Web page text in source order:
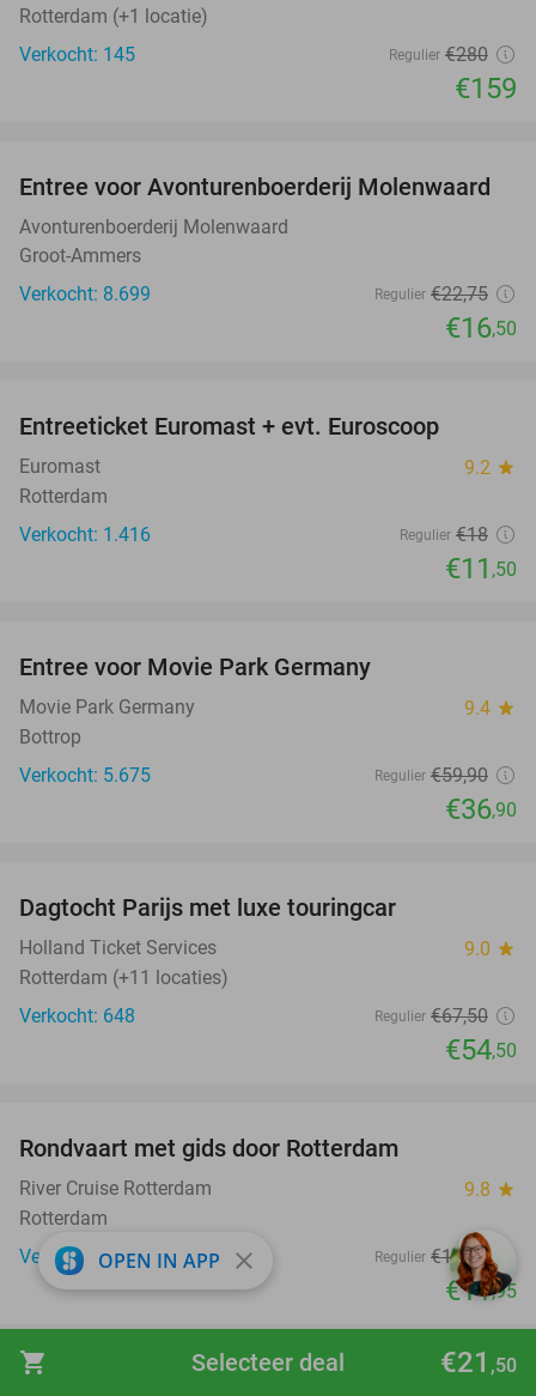
shopping_cart €21 ,50
Selecteer deal
Rotterdam (+1 locatie)
Verkocht: 145
Regulier €280
€159
27%
Entree voor Avonturenboerderij Molenwaard
Avonturenboerderij Molenwaard
Groot-Ammers
Verkocht: 8.699
Regulier €22,75
€16,50
Entreeticket Euromast + evt. Euroscoop
Euromast 9.2 star
Rotterdam
Verkocht: 1.416
Regulier €18
€11 ,50
Entree voor Movie Park Germany
Movie Park Germany 9.4 star
Bottrop
Verkocht: 5.675
Regulier €59,90
€36,90
Dagtocht Parijs met luxe touringcar
Holland Ticket Services 9.0 star
Rotterdam (+11 locaties)
Verkocht: 648
Regulier €67,50
€54,50
Rondvaart met gids door Rotterdam
River Cruise Rotterdam 9.8 star
Rotterdam
Verkocht: 559
Regulier €17,50
€11,95
favorite_border
OPEN IN APP close